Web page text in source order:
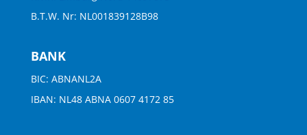
B.T.W. Nr: NL001839128B98
BANK
BIC: ABNANL2A
IBAN: NL48 ABNA 0607 4172 85